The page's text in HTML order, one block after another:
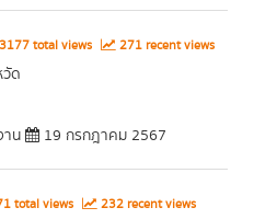
3177 total views 271 recent views
ด
าน 19 กรกฎาคม 2567
total views 232 recent views